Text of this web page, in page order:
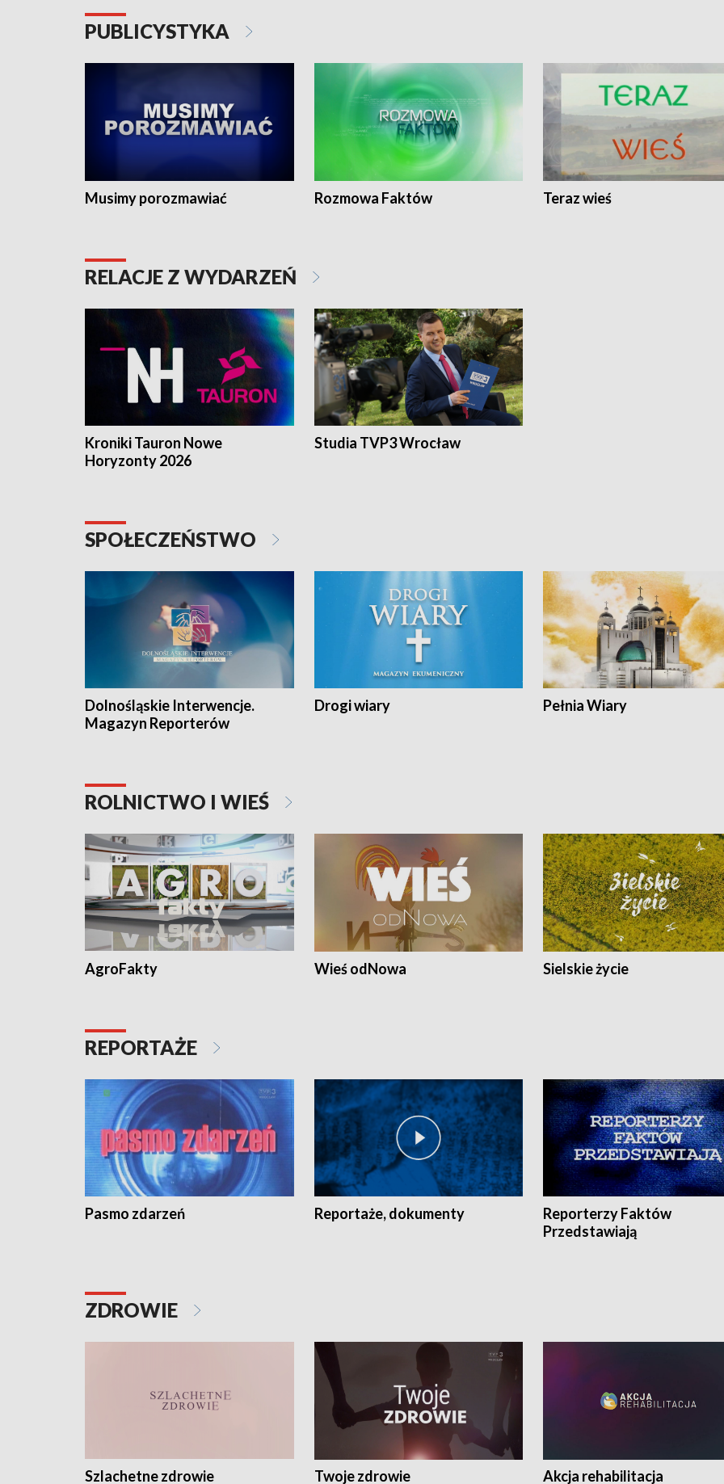
PUBLICYSTYKA
Musimy porozmawiać Rozmowa Faktów Teraz wieś
RELACJE Z WYDARZEŃ
Kroniki Tauron Nowe
Horyzonty 2026
Studia TVP3 Wrocław
SPOŁECZEŃSTWO
Dolnośląskie Interwencje.
Magazyn Reporterów
Drogi wiary Pełnia Wiary
ROLNICTWO I WIEŚ
AgroFakty Wieś odNowa Sielskie życie
REPORTAŻE
Pasmo zdarzeń Reportaże, dokumenty
Reporterzy Faktów
Przedstawiają
ZDROWIE
Szlachetne zdrowie Twoje zdrowie Akcja rehabilitacja